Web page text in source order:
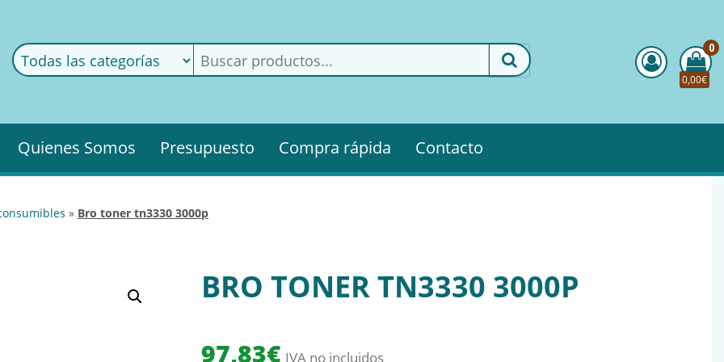
0
0,00€
Quienes Somos Presupuesto Compra rápida Contacto
» bro toner tn3330 3000p
BRO TONER TN3330 3000P
97,83€ IVA no incluidos